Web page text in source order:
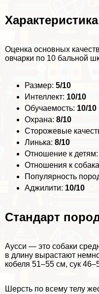
Оценка основных
овчарки по 10 бальной
Размер: 5/10
Интеллект: 10/10
Обучаемость: 10/10
Охрана: 8/10
Сторожевые
Линька: 8/10
Отношение к детям:
Отношения к
Популярность
Аджилити: 10/10
Стандарт
Аусси — это собаки
в длину вырастают
кобеля 51–55 см, сук
Шерсть по всему телу